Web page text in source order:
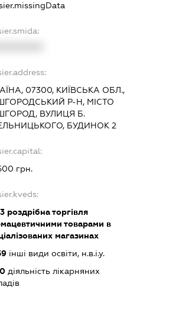
07300, КИЇВСЬКА ОБЛ.,
Р-Н, МІСТО
ВУЛИЦЯ Б.
БУДИНОК 2
грн.
роздрібна торгівля
товарами в
магазинах
інші види освіти, н.в.і.у.
діяльність лікарняних